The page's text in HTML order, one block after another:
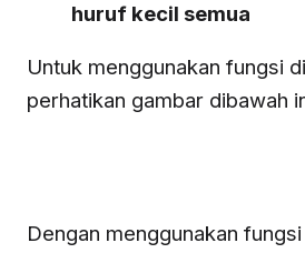
huruf kecil semua
Untuk menggunakan fungsi
perhatikan gambar dibawah
Dengan menggunakan fungsi